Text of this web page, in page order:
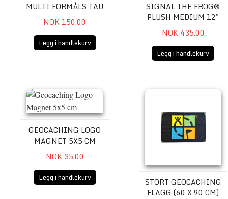
MULTI FORMÅLS TAU
NOK 150.00
Legg i handlekurv
SIGNAL THE FROG®
PLUSH MEDIUM 12"
NOK 435.00
Legg i handlekurv
Geocaching Logo Magnet 5x5 cm
GEOCACHING LOGO
MAGNET 5X5 CM
NOK 35.00
Legg i handlekurv
STORT GEOCACHING
FLAGG (60 X 90 CM)